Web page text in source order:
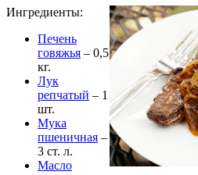
Ингредиенты:
Печень
говяжья – 0,5
кг.
Лук
репчатый – 1
шт.
Мука
пшеничная –
3 ст. л.
Масло